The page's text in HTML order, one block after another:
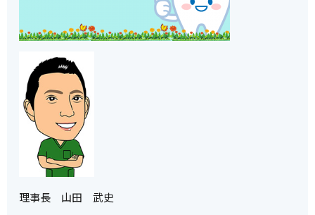
理事長 山田 武史